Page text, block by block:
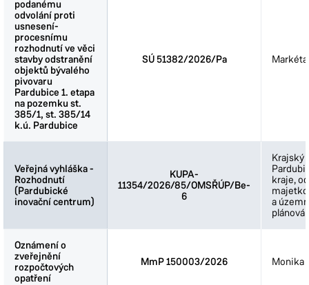
podanému
odvolání proti
usnesení-
procesnímu
rozhodnutí ve věci
stavby odstranění
objektů bývalého
pivovaru
Pardubice 1. etapa
na pozemku st.
385/1, st. 385/14
k.ú. Pardubice
SÚ 51382/2026/Pa
Veřejná vyhláška -
Rozhodnutí
(Pardubické
inovační centrum)
KUPA-
11354/2026/85/OMSŘÚP/Be-
6
Krajský
kraje,
a
Oznámení o
zveřejnění
rozpočtových
opatření
MmP 150003/2026 Monika
podanému
odvolání proti
usnesení-
procesnímu
rozhodnutí ve věci
stavby odstranění
objektů bývalého
pivovaru
Pardubice 1. etapa
na pozemku st.
385/1, st. 385/14
k.ú. Pardubice
Veřejná vyhláška -
Rozhodnutí
(Pardubické
inovační centrum)
Oznámení o
zveřejnění
rozpočtových
opatření